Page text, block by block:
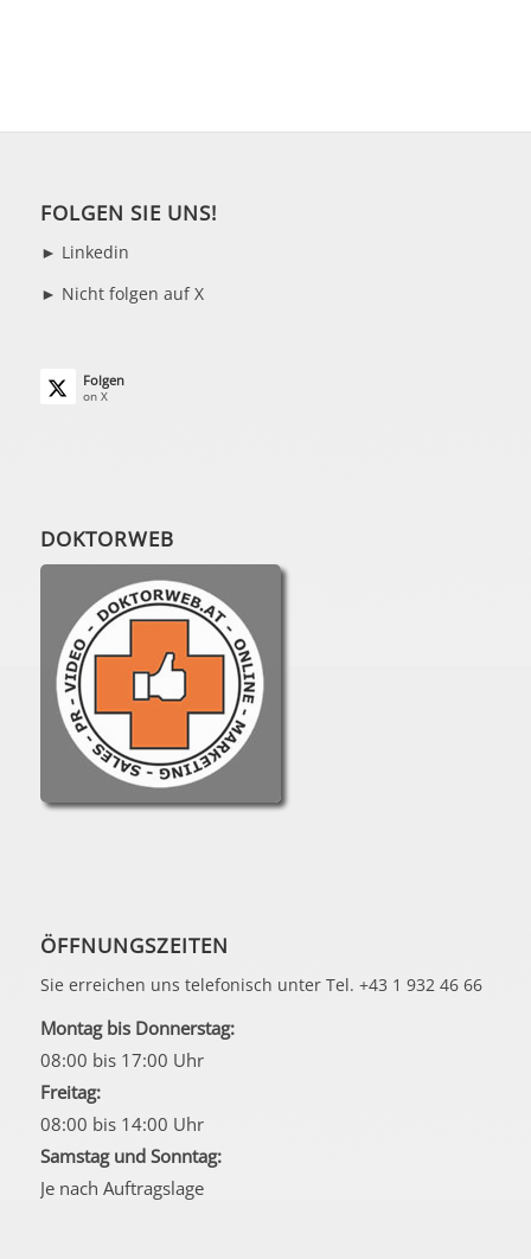
FOLGEN SIE UNS!
► Linkedin
► Nicht folgen auf X
Folgen
on X
DOKTORWEB
ÖFFNUNGSZEITEN
Sie erreichen uns telefonisch unter Tel. +43 1 932 46 66
Montag bis Donnerstag:
08:00 bis 17:00 Uhr
Freitag:
08:00 bis 14:00 Uhr
Samstag und Sonntag:
Je nach Auftragslage